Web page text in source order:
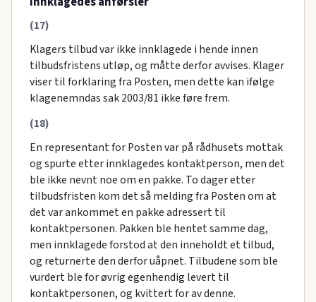
(17)
Klagers tilbud var ikke innklagede i hende innen
tilbudsfristens utløp, og måtte derfor avvises. Klager
viser til forklaring fra Posten, men dette kan ifølge
klagenemndas sak 2003/81 ikke føre frem.
(18)
En representant for Posten var på rådhusets mottak
og spurte etter innklagedes kontaktperson, men det
ble ikke nevnt noe om en pakke. To dager etter
tilbudsfristen kom det så melding fra Posten om at
det var ankommet en pakke adressert til
kontaktpersonen. Pakken ble hentet samme dag,
men innklagede forstod at den inneholdt et tilbud,
og returnerte den derfor uåpnet. Tilbudene som ble
vurdert ble for øvrig egenhendig levert til
kontaktpersonen, og kvittert for av denne.